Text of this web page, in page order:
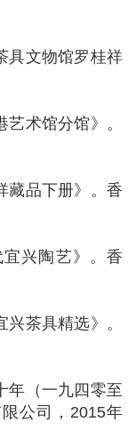
具文物馆罗桂祥
术馆分馆》。
藏品下册》。香
兴陶艺》。香
茶具精选》。
年（一九四零至
公司，2015年